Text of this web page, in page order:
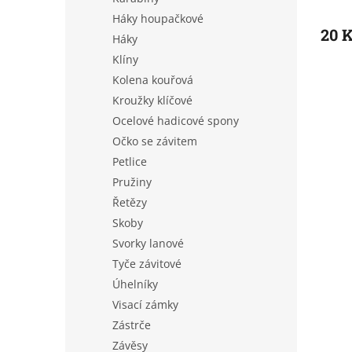
Háky houpačkové
Háky
Klíny
Kolena kouřová
Kroužky klíčové
Ocelové hadicové spony
Očko se závitem
Petlice
Pružiny
Řetězy
Skoby
Svorky lanové
Tyče závitové
Úhelníky
Visací zámky
Zástrče
Závěsy
20